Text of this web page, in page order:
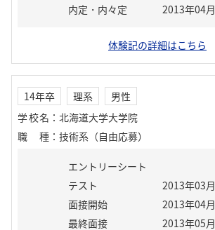
内定・内々定
2013年04月
体験記の詳細はこちら
14年卒 理系
男性
学校名 ： 北海道大学大学院
職種 ： 技術系（自由応募）
エントリーシート
テスト
2013年03月
面接開始
2013年04月
最終面接
2013年05月